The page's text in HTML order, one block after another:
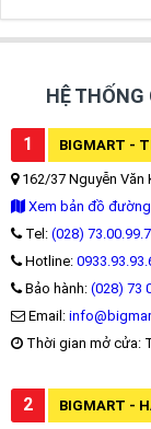
HỆ THỐNG
1 BIGMART -
162/37 Nguyễn Văn
Xem bản đồ
Tel: (028)
Hotline:
Bảo hành: (028) 73
Email:
Thời gian mở cửa:
2 BIGMART -